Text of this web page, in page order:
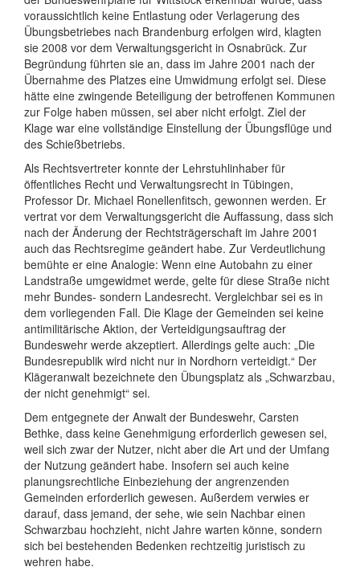
voraussichtlich keine Entlastung oder Verlagerung des
Übungsbetriebes nach Brandenburg erfolgen wird, klagten
sie 2008 vor dem Verwaltungsgericht in Osnabrück. Zur
Begründung führten sie an, dass im Jahre 2001 nach der
Übernahme des Platzes eine Umwidmung erfolgt sei. Diese
hätte eine zwingende Beteiligung der betroffenen Kommunen
zur Folge haben müssen, sei aber nicht erfolgt. Ziel der
Klage war eine vollständige Einstellung der Übungsflüge und
des Schießbetriebs.
Als Rechtsvertreter konnte der Lehrstuhlinhaber für
öffentliches Recht und Verwaltungsrecht in Tübingen,
Professor Dr. Michael Ronellenfitsch, gewonnen werden. Er
vertrat vor dem Verwaltungsgericht die Auffassung, dass sich
nach der Änderung der Rechtsträgerschaft im Jahre 2001
auch das Rechtsregime geändert habe. Zur Verdeutlichung
bemühte er eine Analogie: Wenn eine Autobahn zu einer
Landstraße umgewidmet werde, gelte für diese Straße nicht
mehr Bundes- sondern Landesrecht. Vergleichbar sei es in
dem vorliegenden Fall. Die Klage der Gemeinden sei keine
antimilitärische Aktion, der Verteidigungsauftrag der
Bundeswehr werde akzeptiert. Allerdings gelte auch: „Die
Bundesrepublik wird nicht nur in Nordhorn verteidigt.“ Der
Klägeranwalt bezeichnete den Übungsplatz als „Schwarzbau,
der nicht genehmigt“ sei.
Dem entgegnete der Anwalt der Bundeswehr, Carsten
Bethke, dass keine Genehmigung erforderlich gewesen sei,
weil sich zwar der Nutzer, nicht aber die Art und der Umfang
der Nutzung geändert habe. Insofern sei auch keine
planungsrechtliche Einbeziehung der angrenzenden
Gemeinden erforderlich gewesen. Außerdem verwies er
darauf, dass jemand, der sehe, wie sein Nachbar einen
Schwarzbau hochzieht, nicht Jahre warten könne, sondern
sich bei bestehenden Bedenken rechtzeitig juristisch zu
wehren habe.